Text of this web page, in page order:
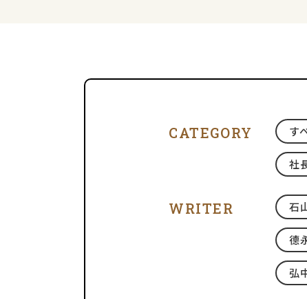
CATEGORY す
社
WRITER 石
德
弘